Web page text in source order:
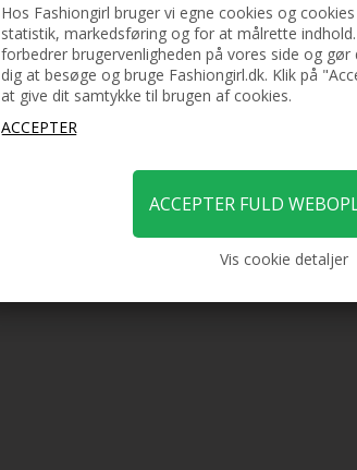
Hos Fashiongirl bruger vi egne cookies og
statistik, markedsføring og for at målrette
forbedrer brugervenligheden på vores side og
dig at besøge og bruge Fashiongirl.dk. Klik på
at give dit samtykke til brugen af cookies.
Vis cookie detaljer